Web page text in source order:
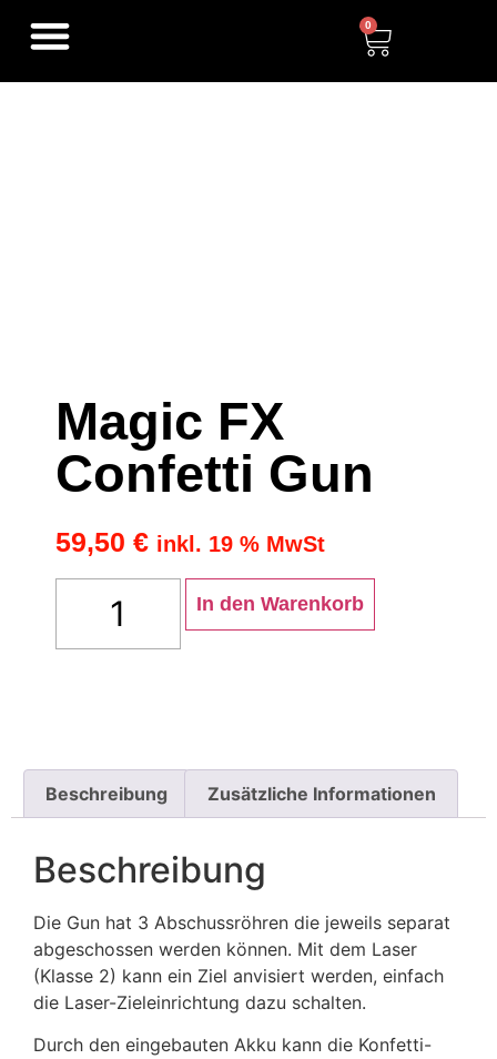
0
Magic FX
Confetti Gun
59,50 € inkl. 19 % MwSt
In den Warenkorb
Beschreibung Zusätzliche Informationen
Beschreibung
Die Gun hat 3 Abschussröhren die jeweils separat
abgeschossen werden können. Mit dem Laser
(Klasse 2) kann ein Ziel anvisiert werden, einfach
die Laser-Zieleinrichtung dazu schalten.
Durch den eingebauten Akku kann die Konfetti-